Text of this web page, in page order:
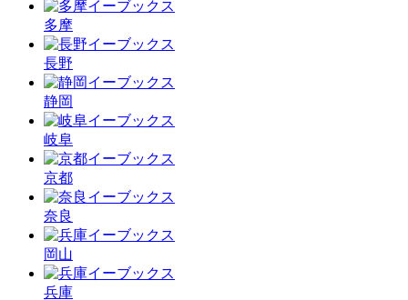
多摩
長野
静岡
岐阜
京都
奈良
岡山
兵庫